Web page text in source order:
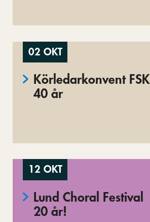
02 OKT
Körledarkonvent FSK
40 år
12 OKT
Lund Choral Festival
20 år!